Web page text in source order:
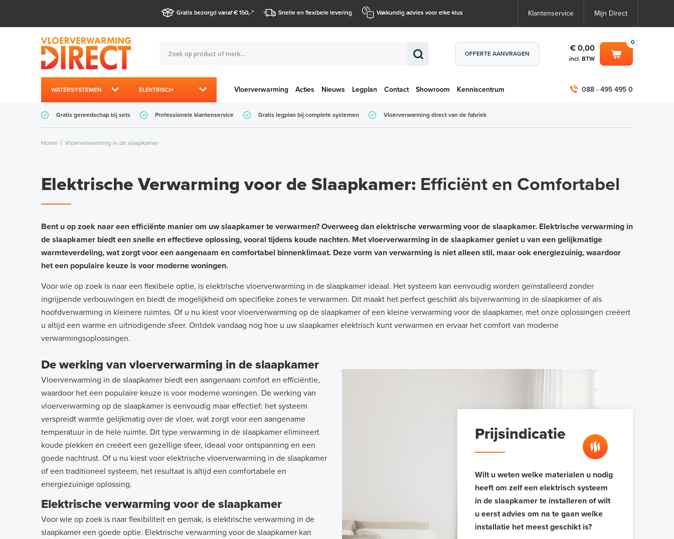
Gratis bezorgd vanaf € 150,-* Snelle en flexibele levering Vakkundig advies voor elke klus Klantenservice Mijn Direct
OFFERTE AANVRAGEN
0
€ 0,00
incl. BTW
WATERSYSTEMEN ELEKTRISCH Vloerverwarming Acties Nieuws Legplan Contact Showroom Kenniscentrum
€ 0,00 088 - 495 495 0
Gratis gereedschap bij sets Professionele klantenservice Gratis legplan bij complete systemen Vloerverwarming direct van de fabriek
Home Vloerverwarming in de slaapkamer
Elektrische Verwarming voor de Slaapkamer: Efficiënt en Comfortabel
Bent u op zoek naar een efficiënte manier om uw slaapkamer te verwarmen? Overweeg dan elektrische verwarming voor de slaapkamer. Elektrische verwarming in
de slaapkamer biedt een snelle en effectieve oplossing, vooral tijdens koude nachten. Met vloerverwarming in de slaapkamer geniet u van een gelijkmatige
warmteverdeling, wat zorgt voor een aangenaam en comfortabel binnenklimaat. Deze vorm van verwarming is niet alleen stil, maar ook energiezuinig, waardoor
het een populaire keuze is voor moderne woningen.
Voor wie op zoek is naar een flexibele optie, is elektrische vloerverwarming in de slaapkamer ideaal. Het systeem kan eenvoudig worden geïnstalleerd zonder
ingrijpende verbouwingen en biedt de mogelijkheid om specifieke zones te verwarmen. Dit maakt het perfect geschikt als bijverwarming in de slaapkamer of als
hoofdverwarming in kleinere ruimtes. Of u nu kiest voor vloerverwarming op de slaapkamer of een kleine verwarming voor de slaapkamer, met onze oplossingen creëert
u altijd een warme en uitnodigende sfeer. Ontdek vandaag nog hoe u uw slaapkamer elektrisch kunt verwarmen en ervaar het comfort van moderne
verwarmingsoplossingen.
De werking van vloerverwarming in de slaapkamer
Vloerverwarming in de slaapkamer biedt een aangenaam comfort en efficiëntie,
waardoor het een populaire keuze is voor moderne woningen. De werking van
vloerverwarming op de slaapkamer is eenvoudig maar effectief: het systeem
verspreidt warmte gelijkmatig over de vloer, wat zorgt voor een aangename
temperatuur in de hele ruimte. Dit type verwarming in de slaapkamer elimineert
koude plekken en creëert een gezellige sfeer, ideaal voor ontspanning en een
goede nachtrust. Of u nu kiest voor elektrische vloerverwarming in de slaapkamer
of een traditioneel systeem, het resultaat is altijd een comfortabele en
energiezuinige oplossing.
Elektrische verwarming voor de slaapkamer
Voor wie op zoek is naar flexibiliteit en gemak, is elektrische verwarming in de
slaapkamer een goede optie. Elektrische verwarming voor de slaapkamer kan
Prijsindicatie
Wilt u weten welke materialen u nodig
heeft om zelf een elektrisch systeem
in de slaapkamer te installeren of wilt
u eerst advies om na te gaan welke
installatie het meest geschikt is?